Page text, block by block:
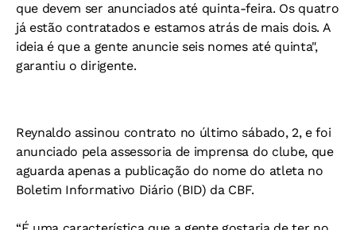
que devem ser anunciados até quinta-feira. Os quatro
já estão contratados e estamos atrás de mais dois. A
ideia é que a gente anuncie seis nomes até quinta",
garantiu o dirigente.
Reynaldo assinou contrato no último sábado, 2, e foi
anunciado pela assessoria de imprensa do clube, que
aguarda apenas a publicação do nome do atleta no
Boletim Informativo Diário (BID) da CBF.